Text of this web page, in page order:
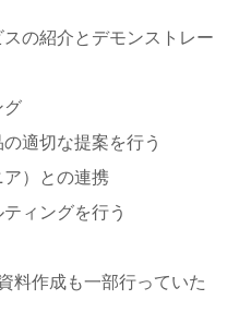
の紹介とデモンストレー
グ
適切な提案を行う
ア）との連携
ィングを行う
料作成も一部行っていた